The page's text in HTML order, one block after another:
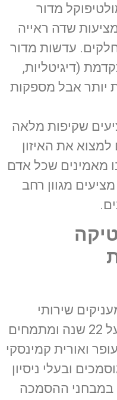
מדור
שדה ראייה
עדשות מדור
(דיגיטליות,
יותר אבל מספקות
שקיפות מלאה
למצוא את האיזון
מאמינים שכל אדם
מגוון רחב
שירותי
אופטיקה מתקדמים מעל 22 שנה ומתמחים
ואורית קמינסקי
ובעלי ניסיון
במבחני ההסמכה